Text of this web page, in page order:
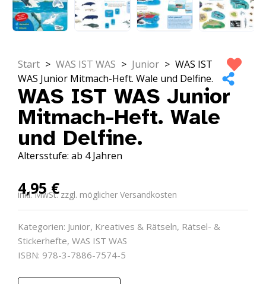
Start > WAS IST WAS > Junior > WAS IST
WAS Junior Mitmach-Heft. Wale und Delfine.
WAS IST WAS Junior
Mitmach-Heft. Wale
und Delfine.
Altersstufe: ab 4 Jahren
4,95€
inkl. MwSt. zzgl. möglicher Versandkosten
Kategorien: Junior, Kreatives & Rätseln, Rätsel- &
Stickerhefte, WAS IST WAS
ISBN: 978-3-7886-7574-5